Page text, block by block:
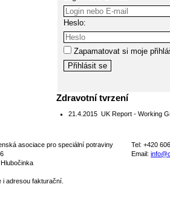
Heslo:
Zapamatovat si moje
Zdravotní tvrzení
21.4.2015 UK Report - Working
asociace pro speciální potraviny
i adresou fakturační.
Tel: +420
Email: